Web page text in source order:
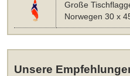
Große
Norwegen 30 x
Unsere